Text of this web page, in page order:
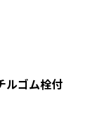
ルゴム栓付